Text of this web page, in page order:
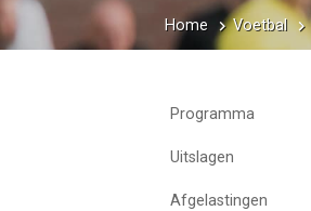
Home Voetbal
Programma
Uitslagen
Afgelastingen